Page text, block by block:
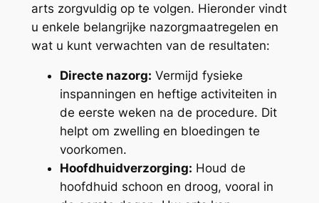
arts zorgvuldig op te volgen. Hieronder vindt
u enkele belangrijke nazorgmaatregelen en
wat u kunt verwachten van de resultaten:
Directe nazorg: Vermijd fysieke
inspanningen en heftige activiteiten in
de eerste weken na de procedure. Dit
helpt om zwelling en bloedingen te
voorkomen.
Hoofdhuidverzorging: Houd de
hoofdhuid schoon en droog, vooral in